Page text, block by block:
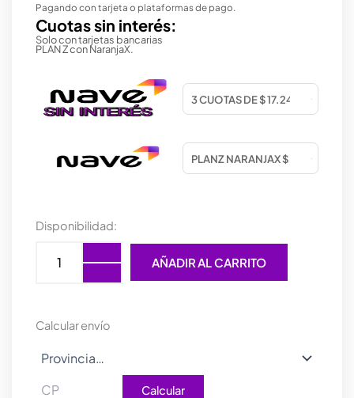
Pagando con tarjeta o plataformas de pago.
Cuotas sin interés:
Solo con tarjetas bancarias
PLAN Z con NaranjaX.
Disponibilidad:
WEBCAM
FACECAM
LIGHT
LUZ
FHD
C/A
AÑADIR AL CARRITO
Calcular envío
Calcular